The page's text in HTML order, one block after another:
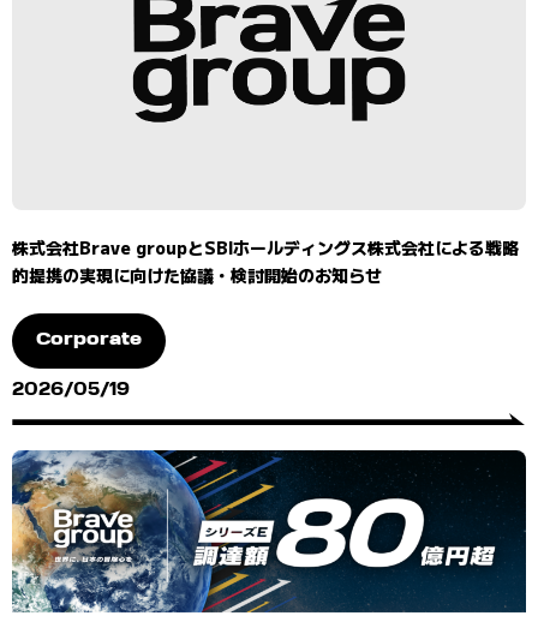
株式会社Brave groupとSBIホールディングス株式会社による戦略
的提携の実現に向けた協議・検討開始のお知らせ
Corporate
2026/05/19